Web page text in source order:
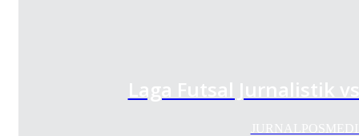
Laga Futsal Jurnalistik